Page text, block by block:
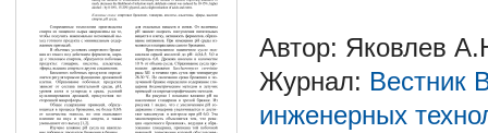
Автор: Яковлев
Журнал: Вестник
инженерных